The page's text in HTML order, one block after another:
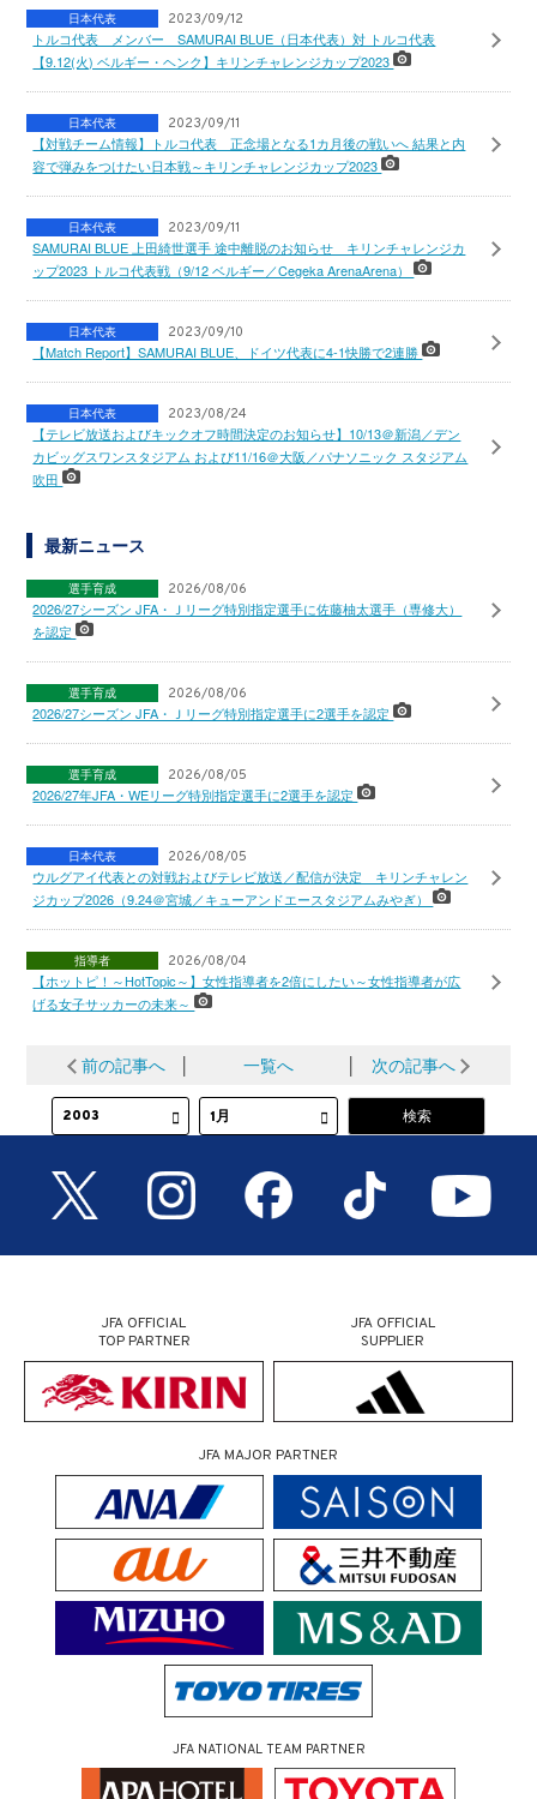
日本代表 2023/09/12
トルコ代表 メンバー SAMURAI BLUE（日本代表）対 トルコ代表
【9.12(火) ベルギー・ヘンク】キリンチャレンジカップ2023
日本代表 2023/09/11
【対戦チーム情報】トルコ代表 正念場となる1カ月後の戦いへ 結果と内
容で弾みをつけたい日本戦～キリンチャレンジカップ2023
日本代表 2023/09/11
SAMURAI BLUE 上田綺世選手 途中離脱のお知らせ キリンチャレンジカ
ップ2023 トルコ代表戦（9/12 ベルギー／Cegeka ArenaArena）
日本代表 2023/09/10
【Match Report】SAMURAI BLUE、ドイツ代表に4-1快勝で2連勝
日本代表 2023/08/24
【テレビ放送およびキックオフ時間決定のお知らせ】10/13＠新潟／デン
カビッグスワンスタジアム および11/16＠大阪／パナソニック スタジアム
吹田
最新ニュース
選手育成 2026/08/06
2026/27シーズン JFA・Ｊリーグ特別指定選手に佐藤柚太選手（専修大）
を認定
選手育成 2026/08/06
2026/27シーズン JFA・Ｊリーグ特別指定選手に2選手を認定
選手育成 2026/08/05
2026/27年JFA・WEリーグ特別指定選手に2選手を認定
日本代表 2026/08/05
ウルグアイ代表との対戦およびテレビ放送／配信が決定 キリンチャレン
ジカップ2026（9.24＠宮城／キューアンドエースタジアムみやぎ）
指導者 2026/08/04
【ホットピ！～HotTopic～】女性指導者を2倍にしたい～女性指導者が広
げる女子サッカーの未来～
前の記事へ 一覧へ 次の記事へ
JFA OFFICIAL
TOP PARTNER
JFA OFFICIAL
SUPPLIER
JFA MAJOR PARTNER
JFA NATIONAL TEAM PARTNER